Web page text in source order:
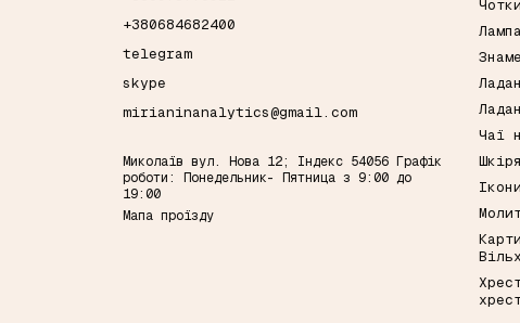
+380684682400
telegram
skype
mirianinanalytics@gmail.com
Миколаїв вул. Нова 12; Індекс 54056 Графік
роботи: Понедельник- Пятница з 9:00 до
19:00
Мапа проїзду
Чотки
Ладан
Чаї
Ікони